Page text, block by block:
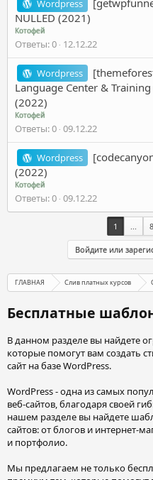
Wordpress
NULLED (2021)
Котофей
Ответы 0 12.12.22
Wordpress
Language Center &
(2022)
Котофей
Ответы 0 09.12.22
Wordpress
(2022)
Котофей
Ответы 0 09.12.22
1 ... 8
Войдите или
ГЛАВНАЯ Слив платных курсов
Бесплатные
В данном разделе вы найдете
которые помогут вам создать
сайт на базе WordPress.
WordPress - одна из самых
веб-сайтов, благодаря своей
нашем разделе вы найдете
сайтов: от блогов и интернет-
и портфолио.
Мы предлагаем не только